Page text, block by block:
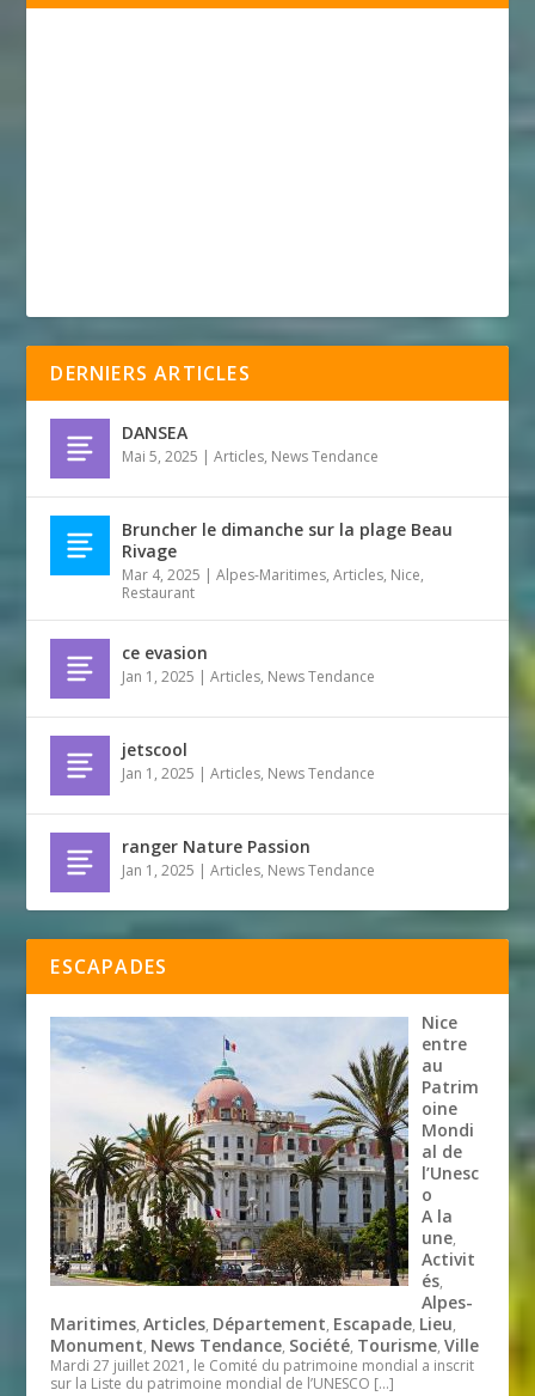
DERNIERS ARTICLES
DANSEA
Mai 5, 2025 |Articles, News Tendance
Bruncher le dimanche sur la plage Beau
Rivage
Mar 4, 2025 |Alpes-Maritimes,Articles, Nice,
Restaurant
ce evasion
Jan 1, 2025 |Articles, News Tendance
jetscool
Jan 1, 2025 |Articles, News Tendance
ranger Nature Passion
Jan 1, 2025 |Articles, News Tendance
ESCAPADES
Nice
entre
au
Patrim
oine
Mondi
al de
l’Unesc
o
A la
une,
Activit
és,
Alpes-
Maritimes,Articles, Département, Escapade, Lieu,
Monument, News Tendance, Société, Tourisme,Ville
Mardi 27 juillet 2021, le Comité du patrimoine mondial a inscrit
sur la Liste du patrimoine mondial de l’UNESCO […]